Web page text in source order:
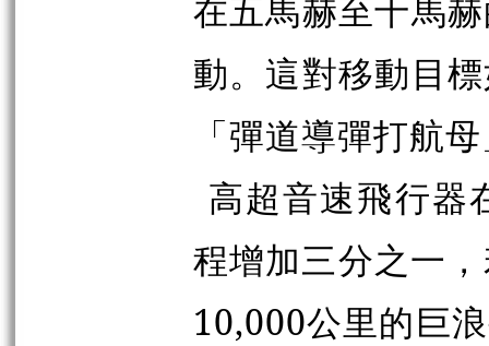
在五馬赫至十馬
動。這對移動目
「彈道導彈打航
高超音速飛行器
程增加三分之一
10,000公里的巨